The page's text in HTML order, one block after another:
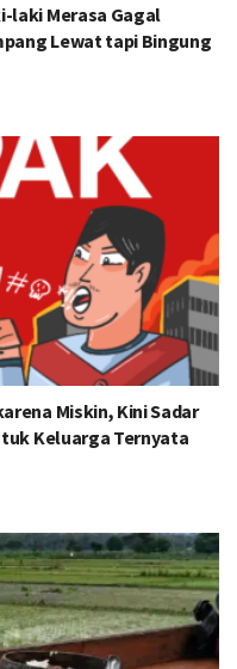
laki Merasa Gagal
Lewat tapi Bingung
Miskin, Kini Sadar
Keluarga Ternyata